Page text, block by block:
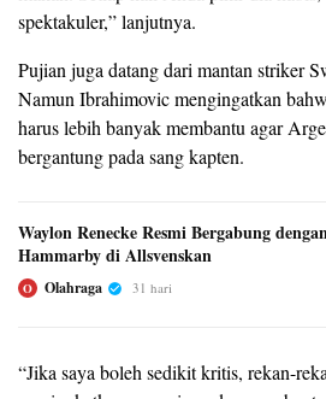
spektakuler,” lanjutnya.
Pujian juga datang dari mantan striker
Namun Ibrahimovic mengingatkan
harus lebih banyak membantu agar
bergantung pada sang kapten.
Waylon Renecke Resmi Bergabung
Hammarby di Allsvenskan
O Olahraga 31 hari
“Jika saya boleh sedikit kritis, rekan-